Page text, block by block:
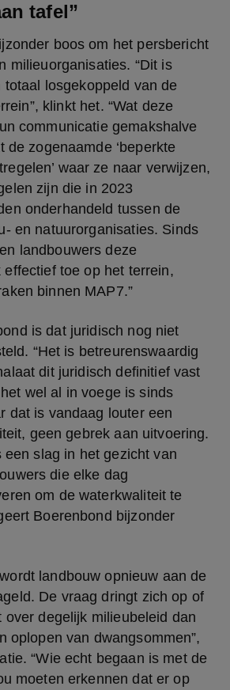
tafel”
boos om het persbericht
milieuorganisaties. “Dit is
totaal losgekoppeld van de
klinkt het. “Wat deze
communicatie gemakshalve
de zogenaamde ‘beperkte
waar ze naar verwijzen,
zijn die in 2023
onderhandeld tussen de
en natuurorganisaties. Sinds
landbouwers deze
effectief toe op het terrein,
binnen MAP7.”
is dat juridisch nog niet
“Het is betreurenswaardig
dit juridisch definitief vast
wel al in voege is sinds
dat is vandaag louter een
geen gebrek aan uitvoering.
een slag in het gezicht van
die elke dag
om de waterkwaliteit te
Boerenbond bijzonder
landbouw opnieuw aan de
De vraag dringt zich op of
over degelijk milieubeleid dan
oplopen van dwangsommen”,
“Wie echt begaan is met de
moeten erkennen dat er op